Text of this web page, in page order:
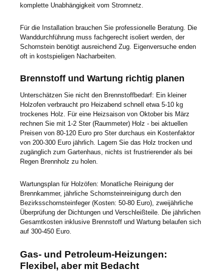
komplette Unabhängigkeit vom Stromnetz.
Für die Installation brauchen Sie professionelle Beratung. Die
Wanddurchführung muss fachgerecht isoliert werden, der
Schornstein benötigt ausreichend Zug. Eigenversuche enden
oft in kostspieligen Nacharbeiten.
Brennstoff und Wartung richtig planen
Unterschätzen Sie nicht den Brennstoffbedarf: Ein kleiner
Holzofen verbraucht pro Heizabend schnell etwa 5-10 kg
trockenes Holz. Für eine Heizsaison von Oktober bis März
rechnen Sie mit 1-2 Ster (Raummeter) Holz - bei aktuellen
Preisen von 80-120 Euro pro Ster durchaus ein Kostenfaktor
von 200-300 Euro jährlich. Lagern Sie das Holz trocken und
zugänglich zum Gartenhaus, nichts ist frustrierender als bei
Regen Brennholz zu holen.
Wartungsplan für Holzöfen: Monatliche Reinigung der
Brennkammer, jährliche Schornsteinreinigung durch den
Bezirksschornsteinfeger (Kosten: 50-80 Euro), zweijährliche
Überprüfung der Dichtungen und Verschleißteile. Die jährlichen
Gesamtkosten inklusive Brennstoff und Wartung belaufen sich
auf 300-450 Euro.
Gas- und Petroleum-Heizungen:
Flexibel, aber mit Bedacht